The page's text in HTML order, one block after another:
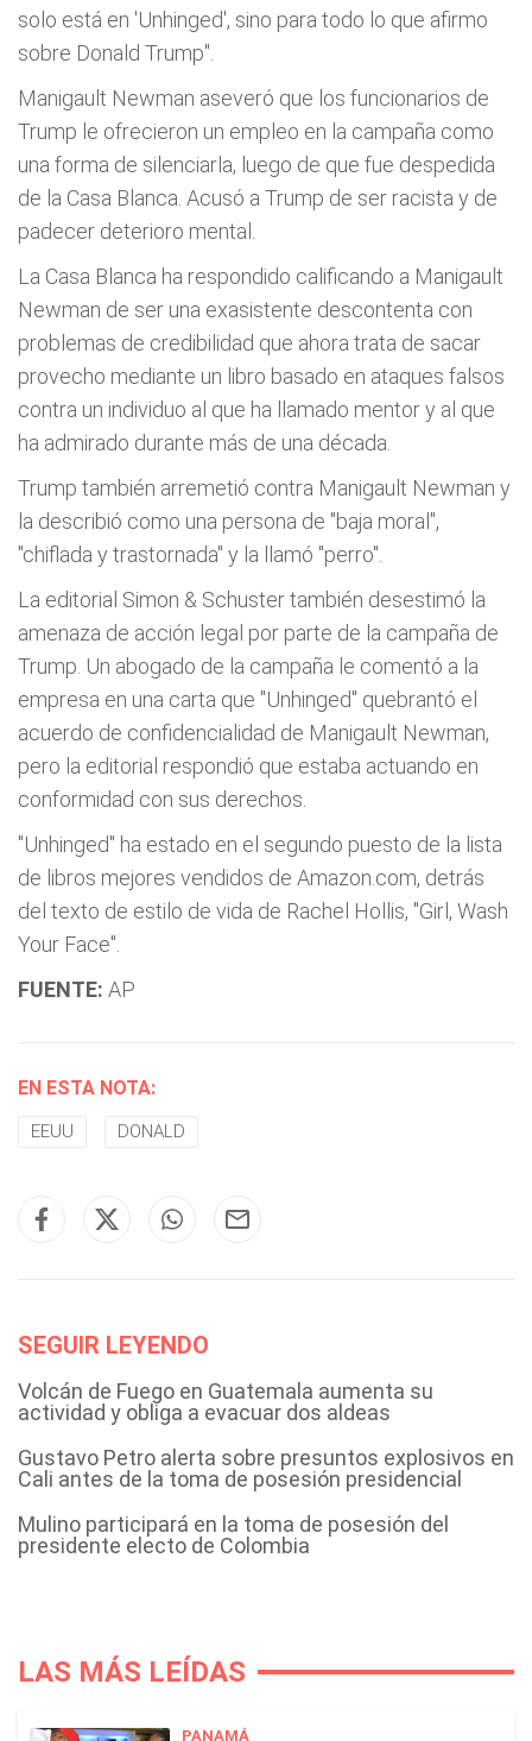
solo está en 'Unhinged', sino para todo lo que afirmo
sobre Donald Trump".
Manigault Newman aseveró que los funcionarios de
Trump le ofrecieron un empleo en la campaña como
una forma de silenciarla, luego de que fue despedida
de la Casa Blanca. Acusó a Trump de ser racista y de
padecer deterioro mental.
La Casa Blanca ha respondido calificando a Manigault
Newman de ser una exasistente descontenta con
problemas de credibilidad que ahora trata de sacar
provecho mediante un libro basado en ataques falsos
contra un individuo al que ha llamado mentor y al que
ha admirado durante más de una década.
Trump también arremetió contra Manigault Newman y
la describió como una persona de "baja moral",
"chiflada y trastornada" y la llamó "perro".
La editorial Simon & Schuster también desestimó la
amenaza de acción legal por parte de la campaña de
Trump. Un abogado de la campaña le comentó a la
empresa en una carta que "Unhinged" quebrantó el
acuerdo de confidencialidad de Manigault Newman,
pero la editorial respondió que estaba actuando en
conformidad con sus derechos.
"Unhinged" ha estado en el segundo puesto de la lista
de libros mejores vendidos de Amazon.com, detrás
del texto de estilo de vida de Rachel Hollis, "Girl, Wash
Your Face".
FUENTE: AP
EN ESTA NOTA:
EEUU DONALD
SEGUIR LEYENDO
Volcán de Fuego en Guatemala aumenta su
actividad y obliga a evacuar dos aldeas
Gustavo Petro alerta sobre presuntos explosivos en
Cali antes de la toma de posesión presidencial
Mulino participará en la toma de posesión del
presidente electo de Colombia
LAS MÁS LEÍDAS
PANAMÁ